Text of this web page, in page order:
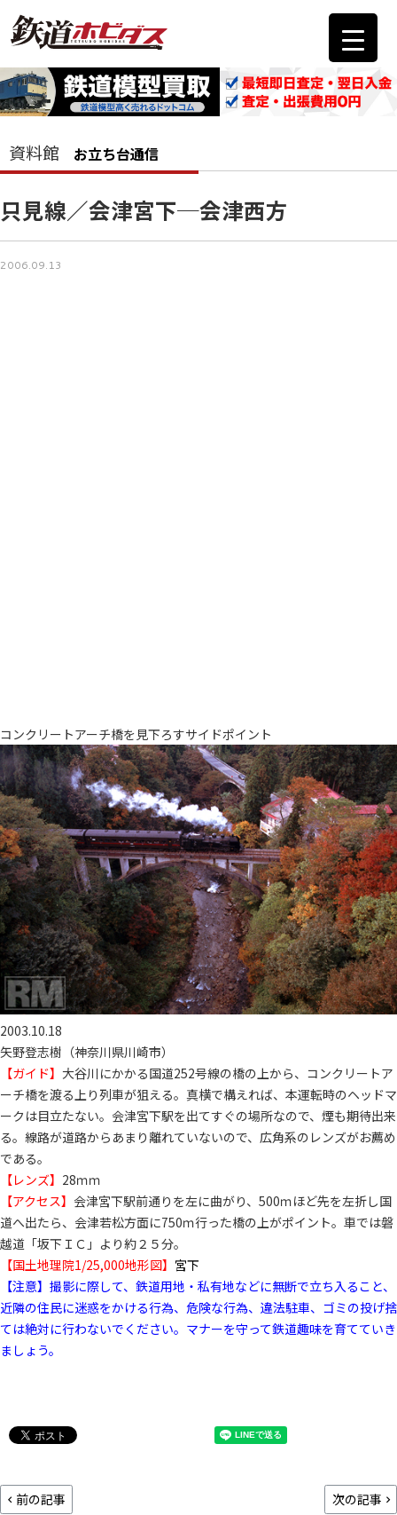
資料館 お立ち台通信
只見線／会津宮下─会津西方
2006.09.13
コンクリートアーチ橋を見下ろすサイドポイント
2003.10.18
矢野登志樹（神奈川県川崎市）
【ガイド】 大谷川にかかる国道252号線の橋の上から、コンクリートア
ーチ橋を渡る上り列車が狙える。真横で構えれば、本運転時のヘッドマ
ークは目立たない。会津宮下駅を出てすぐの場所なので、煙も期待出来
る。線路が道路からあまり離れていないので、広角系のレンズがお薦め
である。
【レンズ】 28ｍｍ
【アクセス】 会津宮下駅前通りを左に曲がり、500ｍほど先を左折し国
道へ出たら、会津若松方面に750ｍ行った橋の上がポイント。車では磐
越道「坂下ＩＣ」より約２５分。
【国土地理院1/25,000地形図】 宮下
【注意】撮影に際して、鉄道用地・私有地などに無断で立ち入ること、
近隣の住民に迷惑をかける行為、危険な行為、違法駐車、ゴミの投げ捨
ては絶対に行わないでください。マナーを守って鉄道趣味を育てていき
ましょう。
前の記事 次の記事